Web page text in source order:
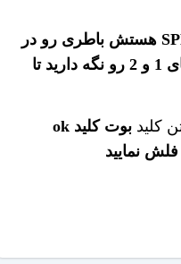
مهمتر از همه چون درایور اش SPD هستش باطری رو در
1 و 2
رو نگه دارید تا
کلید
بوت کلید ok
نمایید